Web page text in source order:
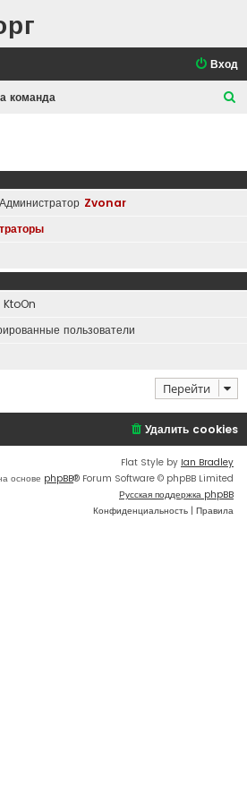
Вход
команда
к
Администратор Zvonar
KtoOn
пользователи
Перейти
Удалить cookies
Flat Style by Ian Bradley
основе phpBB® Forum Software © phpBB Limited
Русская поддержка phpBB
Конфиденциальность | Правила